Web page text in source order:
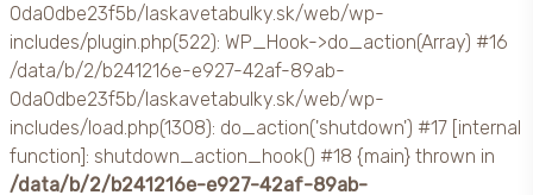
0da0dbe23f5b/laskavetabulky.sk/web/wp-
includes/plugin.php(522): WP_Hook->do_action(Array) #16
/data/b/2/b241216e-e927-42af-89ab-
0da0dbe23f5b/laskavetabulky.sk/web/wp-
includes/load.php(1308): do_action('shutdown') #17 [internal
function]: shutdown_action_hook() #18 {main} thrown in
/data/b/2/b241216e-e927-42af-89ab-